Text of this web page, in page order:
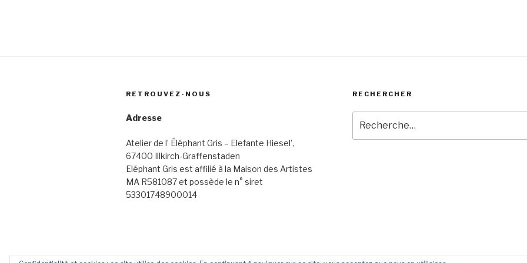
RETROUVEZ-NOUS
Adresse
Atelier de l’ Éléphant Gris – Elefante Hiesel’,
67400 Illkirch-Graffenstaden
Eléphant Gris est affilié à la Maison des Artistes
MA R581087 et possède le n° siret
53301748900014
RECHERCHER
pour
: